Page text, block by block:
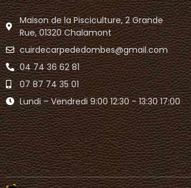
Maison de la Pisciculture, 2 Grande
Rue, 01320 Chalamont
cuirdecarpededombes@gmail.com
04 74 36 62 81
07 87 74 35 01
Lundi – Vendredi 9:00 12:30 - 13:30 17:00​